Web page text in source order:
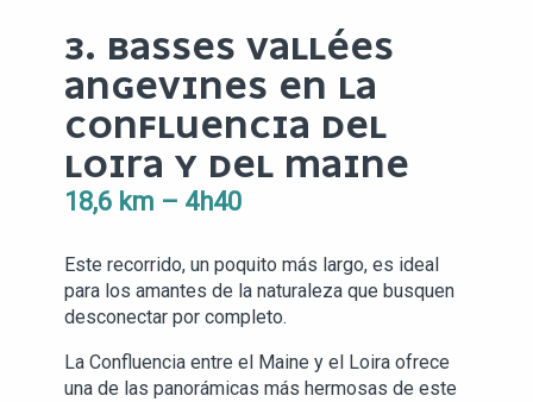
3. BASSES VALLÉES
ANGEVINES EN LA
CONFLUENCIA DEL
LOIRA Y DEL MAINE
18,6 km – 4h40
Este recorrido, un poquito más largo, es ideal
para los amantes de la naturaleza que busquen
desconectar por completo.
La Confluencia entre el Maine y el Loira ofrece
una de las panorámicas más hermosas de este